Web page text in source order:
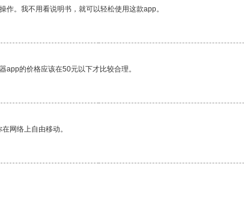
。我不用看说明书，就可以轻松使用这款app。
app的价格应该在50元以下才比较合理。
网络上自由移动。